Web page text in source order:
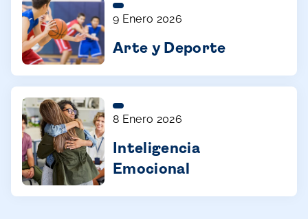
9 Enero 2026
Arte y Deporte
8 Enero 2026
Inteligencia
Emocional